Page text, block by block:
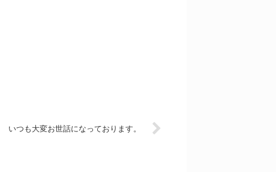
いつも大変お世話になっております。